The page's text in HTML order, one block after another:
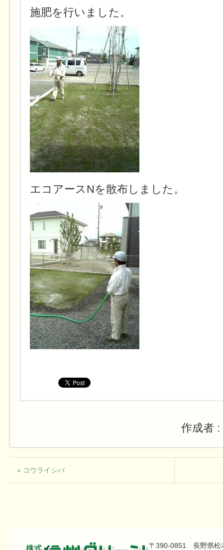
施肥を行いました。
エコアースNを散布しました。
作成者 :
« コウライシバ
〒390-0851 長野県松